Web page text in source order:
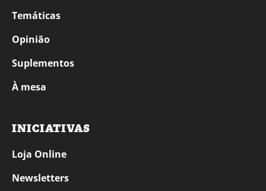
Temáticas
Opinião
Suplementos
À mesa
INICIATIVAS
Loja Online
Newsletters